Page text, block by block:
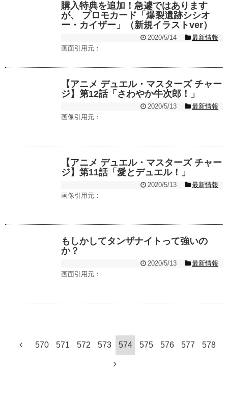
購入特典を追加！急遽ではあります
が、 プロモカード「爆裂遺跡シシオ
ー・カイザー」（新規イラストver）
2020/5/14
最新情報
画面引用元：
【アニメ デュエル・マスターズ チャー
ジ】第12話「さわやか牛次郎！」
2020/5/13
最新情報
画像引用元：
【アニメ デュエル・マスターズ チャー
ジ】第11話「愛とデュエル！」
2020/5/13
最新情報
画像引用元：
もしかしてタンザナイトって強いの
か？
2020/5/13
最新情報
画面引用元：
570 571 572 573 574 575 576 577 578